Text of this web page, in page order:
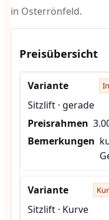
in Osterrönfeld.
Preisübersicht
Sitzlift · gerade
Sitzlift · Kurve